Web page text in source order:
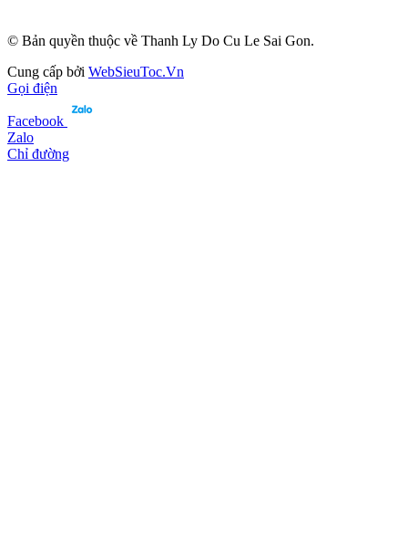
© Bản quyền thuộc về Thanh Ly Do Cu Le Sai Gon.
Cung cấp bởi WebSieuToc.Vn
Gọi điện
Facebook
Zalo
Chỉ đường